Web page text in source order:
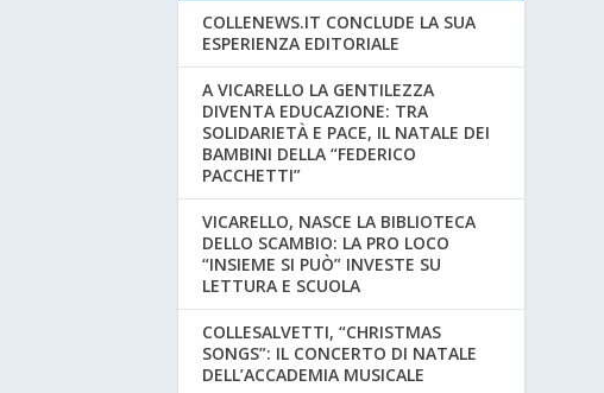
COLLENEWS.IT CONCLUDE LA SUA
ESPERIENZA EDITORIALE
A VICARELLO LA GENTILEZZA
DIVENTA EDUCAZIONE: TRA
SOLIDARIETÀ E PACE, IL NATALE DEI
BAMBINI DELLA “FEDERICO
PACCHETTI”
VICARELLO, NASCE LA BIBLIOTECA
DELLO SCAMBIO: LA PRO LOCO
“INSIEME SI PUÒ” INVESTE SU
LETTURA E SCUOLA
COLLESALVETTI, “CHRISTMAS
SONGS”: IL CONCERTO DI NATALE
DELL’ACCADEMIA MUSICALE